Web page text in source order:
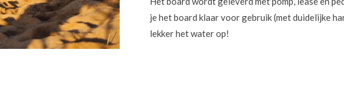
je het board klaar voor gebruik (met duidelijke
lekker het water op!